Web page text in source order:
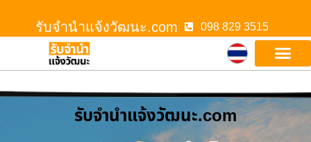
รับจํานําแจ้งวัฒนะ.com 098 829 3515
รับจํานําแจ้งวัฒนะ.com